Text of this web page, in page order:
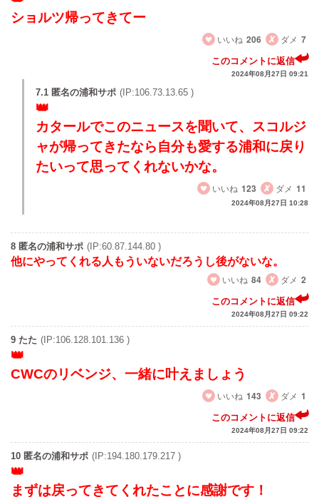
ショルツ帰ってきてー
いいね 206 ダメ 7
このコメントに返信
2024年08月27日 09:21
7.1 匿名の浦和サポ (IP:106.73.13.65 )
カタールでこのニュースを聞いて、スコルジ
ャが帰ってきたなら自分も愛する浦和に戻り
たいって思ってくれないかな。
いいね 123 ダメ 11
2024年08月27日 10:28
8 匿名の浦和サポ (IP:60.87.144.80 )
他にやってくれる人もういないだろうし後がないな。
いいね 84 ダメ 2
このコメントに返信
2024年08月27日 09:22
9 たた (IP:106.128.101.136 )
CWCのリベンジ、一緒に叶えましょう
いいね 143 ダメ 1
このコメントに返信
2024年08月27日 09:22
10 匿名の浦和サポ (IP:194.180.179.217 )
まずは戻ってきてくれたことに感謝です！